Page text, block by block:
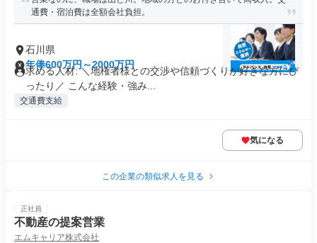
通費・宿泊費は全額会社負担。
石川県
年俸600万円～2000万円
求める人材: ＼地権者様との交渉や信頼づくりが好きな方にぴ
ったり／ こんな経験・強み...
交通費支給
気になる
この企業の類似求人を見る
正社員
不動産の提案営業
エムキャリア株式会社